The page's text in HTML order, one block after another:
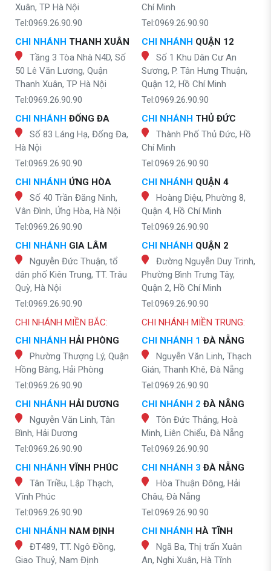
Xuân, TP Hà Nội
Tel:0969.26.90.90
CHI NHÁNH THANH XUÂN
Tầng 3 Tòa Nhà N4D, Số
50 Lê Văn Lương, Quận
Thanh Xuân, TP Hà Nội
Tel:0969.26.90.90
CHI NHÁNH ĐỐNG ĐA
Số 83 Láng Hạ, Đống Đa,
Hà Nội
Tel:0969.26.90.90
CHI NHÁNH ỨNG HÒA
Số 40 Trần Đăng Ninh,
Vân Đình, Ứng Hòa, Hà Nội
Tel:0969.26.90.90
CHI NHÁNH GIA LÂM
Nguyễn Đức Thuận, tổ
dân phố Kiên Trung, TT. Trâu
Quỳ, Hà Nội
Tel:0969.26.90.90
Chí Minh
Tel:0969.26.90.90
CHI NHÁNH QUẬN 12
Số 1 Khu Dân Cư An
Sương, P. Tân Hưng Thuận,
Quận 12, Hồ Chí Minh
Tel:0969.26.90.90
CHI NHÁNH THỦ ĐỨC
Thành Phố Thủ Đức, Hồ
Chí Minh
Tel:0969.26.90.90
CHI NHÁNH QUẬN 4
Hoàng Diệu, Phường 8,
Quận 4, Hồ Chí Minh
Tel:0969.26.90.90
CHI NHÁNH QUẬN 2
Đường Nguyễn Duy Trinh,
Phường Bình Trưng Tây,
Quận 2, Hồ Chí Minh
Tel:0969.26.90.90
CHI NHÁNH MIỀN BẮC:
CHI NHÁNH HẢI PHÒNG
Phường Thượng Lý, Quận
Hồng Bàng, Hải Phòng
Tel:0969.26.90.90
CHI NHÁNH HẢI DƯƠNG
Nguyễn Văn Linh, Tân
Bình, Hải Dương
Tel:0969.26.90.90
CHI NHÁNH VĨNH PHÚC
Tân Triều, Lập Thạch,
Vĩnh Phúc
Tel:0969.26.90.90
CHI NHÁNH NAM ĐỊNH
ĐT489, TT. Ngô Đồng,
Giao Thuỷ, Nam Định
CHI NHÁNH MIỀN TRUNG:
CHI NHÁNH 1 ĐÀ NẴNG
Nguyễn Văn Linh, Thạch
Gián, Thanh Khê, Đà Nẵng
Tel:0969.26.90.90
CHI NHÁNH 2 ĐÀ NẴNG
Tôn Đức Thắng, Hoà
Minh, Liên Chiểu, Đà Nẵng
Tel:0969.26.90.90
CHI NHÁNH 3 ĐÀ NẴNG
Hòa Thuận Đông, Hải
Châu, Đà Nẵng
Tel:0969.26.90.90
CHI NHÁNH HÀ TĨNH
Ngã Ba, Thị trấn Xuân
An, Nghi Xuân, Hà Tĩnh